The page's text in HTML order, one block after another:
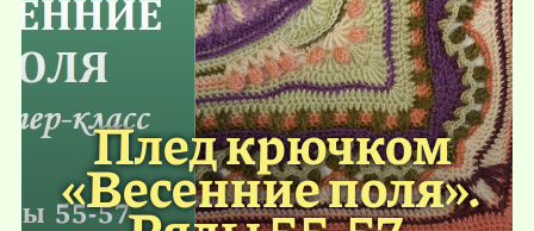
Плед крючком
«Весенние поля».